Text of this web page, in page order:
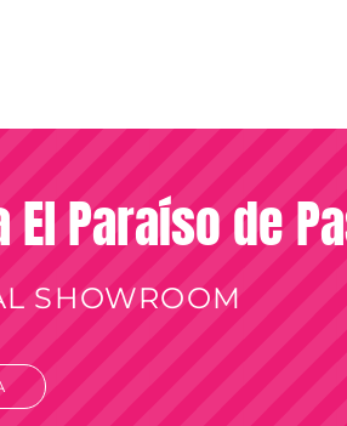
Paraíso de
SHOWROOM